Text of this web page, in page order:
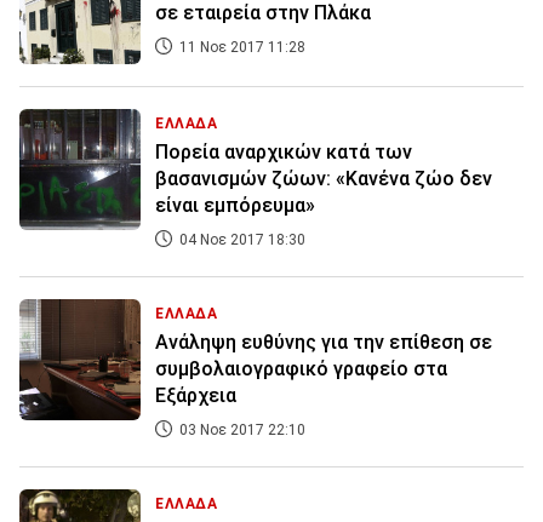
σε εταιρεία στην Πλάκα
11 Νοε 2017 11:28
ΕΛΛΑΔΑ
Πορεία αναρχικών κατά των
βασανισμών ζώων: «Κανένα ζώο δεν
είναι εμπόρευμα»
04 Νοε 2017 18:30
ΕΛΛΑΔΑ
Ανάληψη ευθύνης για την επίθεση σε
συμβολαιογραφικό γραφείο στα
Εξάρχεια
03 Νοε 2017 22:10
ΕΛΛΑΔΑ